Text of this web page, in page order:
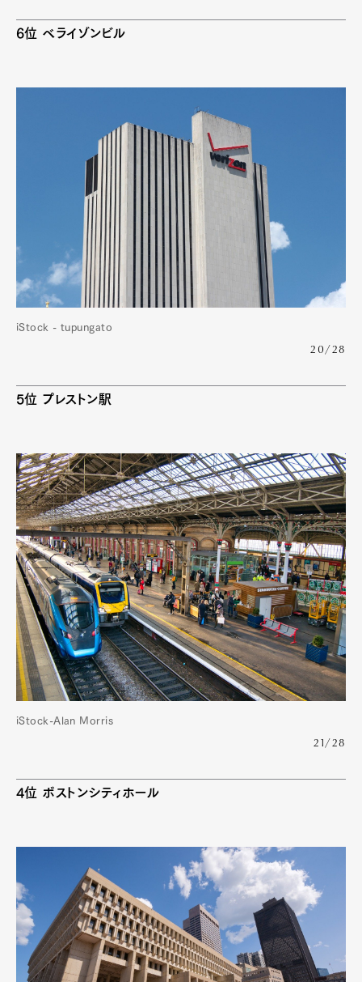
6位 ベライゾンビル
iStock - tupungato
20/28
5位 プレストン駅
iStock-Alan Morris
21/28
4位 ボストンシティホール